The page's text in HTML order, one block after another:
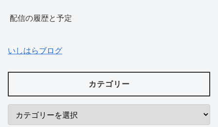
配信の履歴と予定
いしはらブログ
カテゴリー